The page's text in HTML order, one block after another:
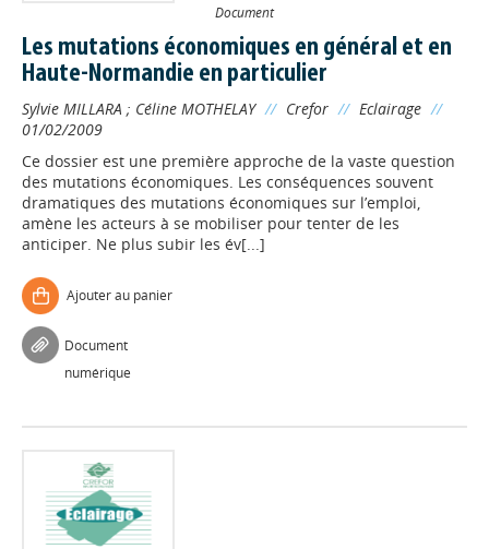
Document
Les mutations économiques en général et en
Haute-Normandie en particulier
Sylvie MILLARA ; Céline MOTHELAY // Crefor // Eclairage //
01/02/2009
Ce dossier est une première approche de la vaste question
des mutations économiques. Les conséquences souvent
dramatiques des mutations économiques sur l’emploi,
amène les acteurs à se mobiliser pour tenter de les
anticiper. Ne plus subir les év[...]
Ajouter au panier
Document
numérique